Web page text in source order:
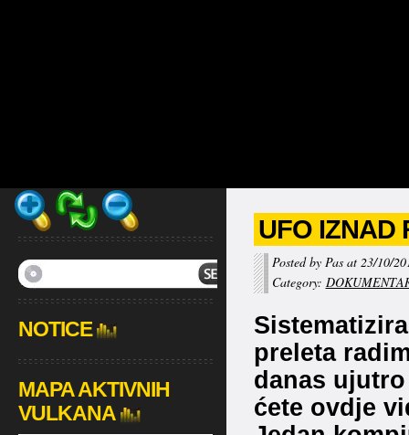
UFO IZNAD
Posted by Pas at 23/10/
Category:
preleta
danas
ćete ovdje
NOTICE
MAPA AKTIVNIH
VULKANA